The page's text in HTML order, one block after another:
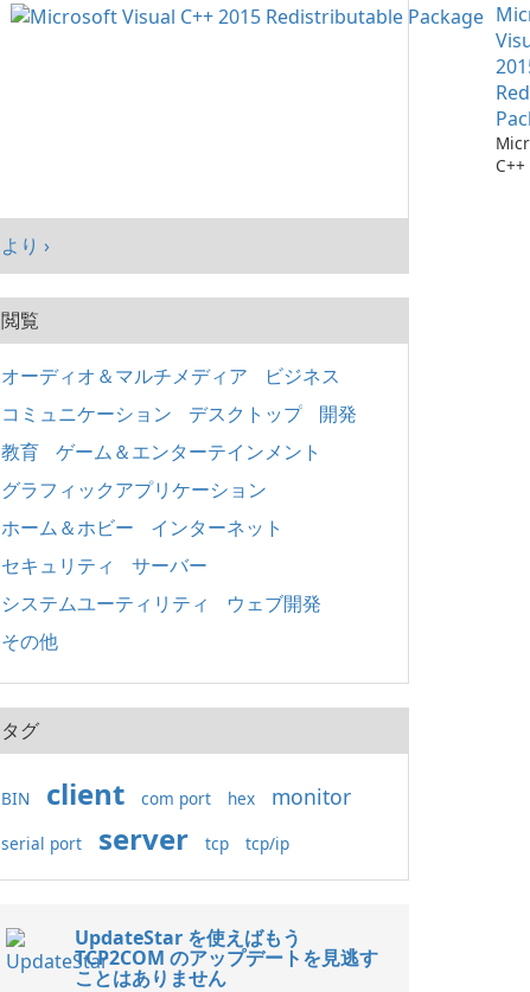
より ›
閲覧
オーディオ＆マルチメディア
ビジネス
コミュニケーション
デスクトップ
開発
教育
ゲーム＆エンターテインメント
グラフィックアプリケーション
ホーム＆ホビー
インターネット
セキュリティ
サーバー
システムユーティリティ
ウェブ開発
その他
タグ
BIN client com port hex monitor
serial port server tcp tcp/ip
UpdateStar を使えばもう
TCP2COM のアップデートを見逃す
ことはありません